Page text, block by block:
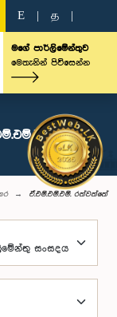
E த
මගේ පාර්ලිමේන්තුව
මෙතැනින් පිවිසෙන්න
ඒ.එම්.එම්.එම්. රත්වත්තේ